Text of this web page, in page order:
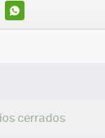
WHATSAPP
cerrados